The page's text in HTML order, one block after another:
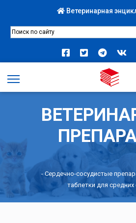
Ветеринарная
- Сердечно-сосудистые
таблетки для средних